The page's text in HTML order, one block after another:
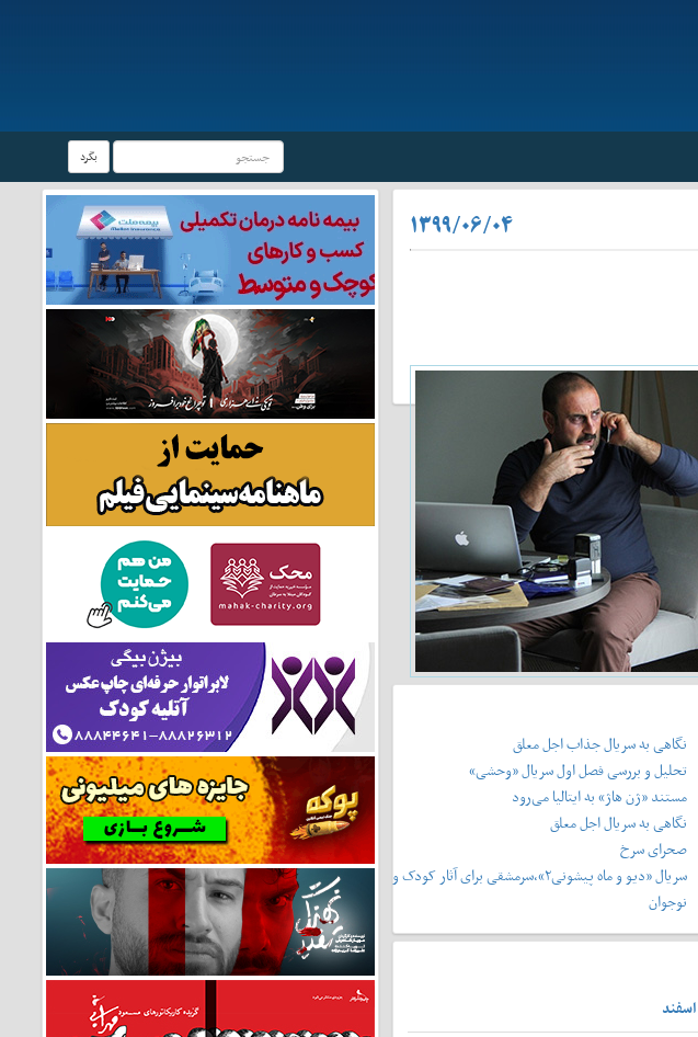
بگرد
۱۳۹۹/۰۶/۰۴
نگاهی به سریال جذاب اجل معلق
تحلیل و بررسی فصل اول سریال «وحشی»
مستند «ژن هاژ» به ایتالیا می‌رود
نگاهی به سریال اجل معلق
صحرای سرخ
سریال «دیو و ماه پیشونی۲»،سرمشقی برای آثار کودک و
نوجوان
اسفند